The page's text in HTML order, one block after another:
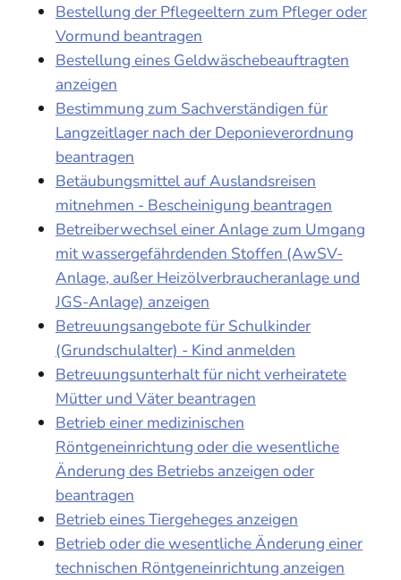
Bestellung der Pflegeeltern zum Pfleger oder
Vormund beantragen
Bestellung eines Geldwäschebeauftragten
anzeigen
Bestimmung zum Sachverständigen für
Langzeitlager nach der Deponieverordnung
beantragen
Betäubungsmittel auf Auslandsreisen
mitnehmen - Bescheinigung beantragen
Betreiberwechsel einer Anlage zum Umgang
mit wassergefährdenden Stoffen (AwSV-
Anlage, außer Heizölverbraucheranlage und
JGS-Anlage) anzeigen
Betreuungsangebote für Schulkinder
(Grundschulalter) - Kind anmelden
Betreuungsunterhalt für nicht verheiratete
Mütter und Väter beantragen
Betrieb einer medizinischen
Röntgeneinrichtung oder die wesentliche
Änderung des Betriebs anzeigen oder
beantragen
Betrieb eines Tiergeheges anzeigen
Betrieb oder die wesentliche Änderung einer
technischen Röntgeneinrichtung anzeigen